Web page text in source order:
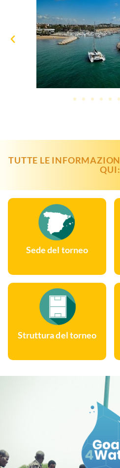
TUTTE LE
QUI:
Sede del torneo
Struttura del torneo